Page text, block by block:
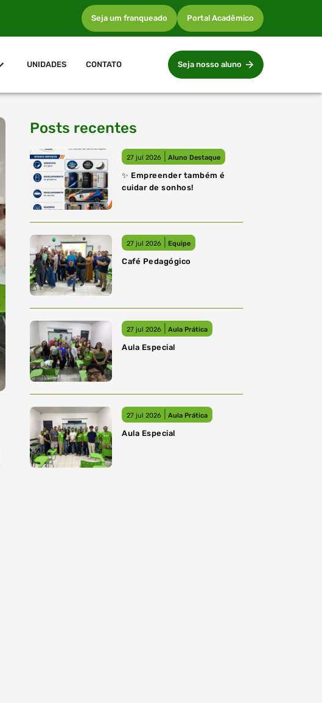
Seja um franqueado Portal Acadêmico
UNIDADES CONTATO Seja nosso aluno
Posts recentes
27 jul 2026 Aluno Destaque
✨ Empreender também é
cuidar de sonhos!
27 jul 2026 Equipe
Café Pedagógico
27 jul 2026 Aula Prática
Aula Especial
27 jul 2026 Aula Prática
Aula Especial